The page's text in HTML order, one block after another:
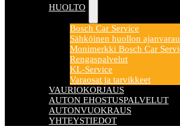
HUOLTO
Bosch Car Service
Sähköinen huollon
Monimerkki Bosch Car
Rengaspalvelut
KL-Service
Varaosat ja tarvikkeet
VAURIOKORJAUS
AUTON EHOSTUSPALVELUT
AUTONVUOKRAUS
YHTEYSTIEDOT